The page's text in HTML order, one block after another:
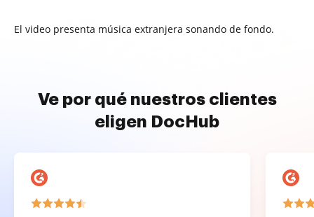
El video presenta música extranjera sonando de fondo.
Ve por qué nuestros clientes
eligen DocHub